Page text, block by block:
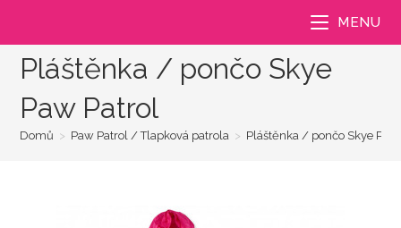
MENU
Pláštěnka / pončo Skye
Paw Patrol
Domů > Paw Patrol / Tlapková patrola > Pláštěnka / pončo Skye